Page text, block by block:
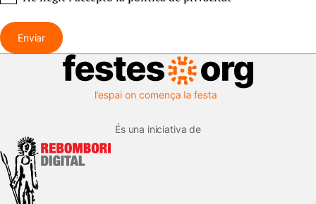
Enviar
És una iniciativa de